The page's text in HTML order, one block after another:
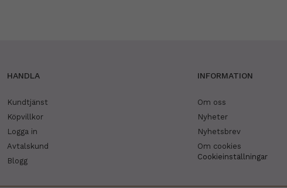
HANDLA
Kundtjänst
Köpvillkor
Logga in
Avtalskund
Blogg
INFORMATION
Om oss
Nyheter
Nyhetsbrev
Om cookies
Cookieinställningar